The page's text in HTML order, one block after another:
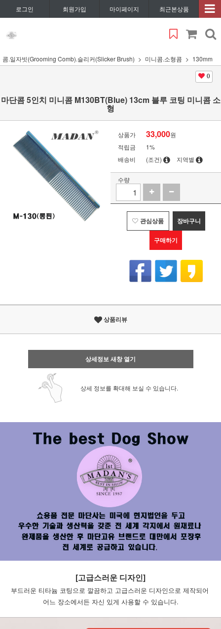
로그인 회원가입 마이페이지 최근본상품
콤.일자빗(Grooming Comb).슬리커(Slicker Brush) 미니콤.소형콤 130mm
0
마단콤 5인치 미니콤 M130BT(Blue) 13cm 블루 코팅 미니콤 소
형
상품가 33,000원
적립금
1%
배송비
(조건) 지역별
수량
관심상품 장바구니
구매하기
상품리뷰
상세정보 새창 열기
상세 정보를 확대해 보실 수 있습니다.
[고급스러운 디자인]
부드러운 티타늄 코팅으로 깔끔하고 고급스러운 디자인으로 제작되어
어느 장소에서든 자신 있게 사용할 수 있습니다.